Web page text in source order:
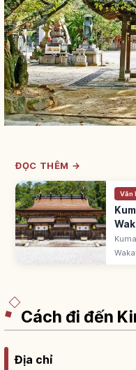
ĐỌC THÊM →
Văn
đền
Cách đi đến
Địa chỉ